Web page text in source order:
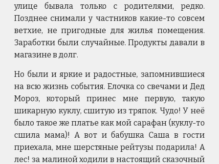
улице бывала только с родителями, редко.
Позднее снимали у частников какие-то совсем
ветхие, не пригодные для жилья помещения.
Заработки были случайные. Продукты давали в
магазине в долг.
Но были и яркие и радостные, запомнившиеся
на всю жизнь события. Елочка со свечами и Дед
Мороз, который принес мне первую, такую
шикарную куклу, сшитую из тряпок. Чудо! У неё
было такое же платье как мой сарафан (куклу-то
сшила мама)! А вот и бабушка Саша в гости
приехала, мне шерстяные рейтузы подарила! А
лес! за малиной ходили в настоящий сказочный